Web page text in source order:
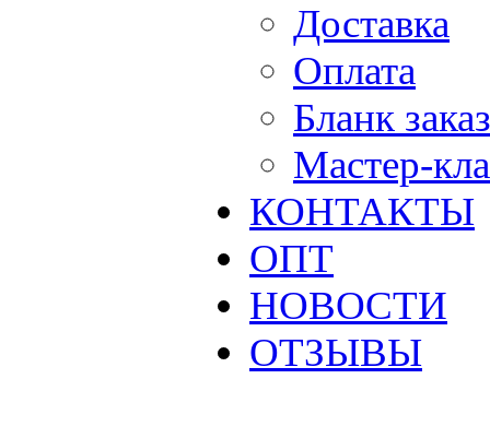
Доставка
Оплата
Бланк
Мастер-
КОНТАКТЫ
ОПТ
НОВОСТИ
ОТЗЫВЫ